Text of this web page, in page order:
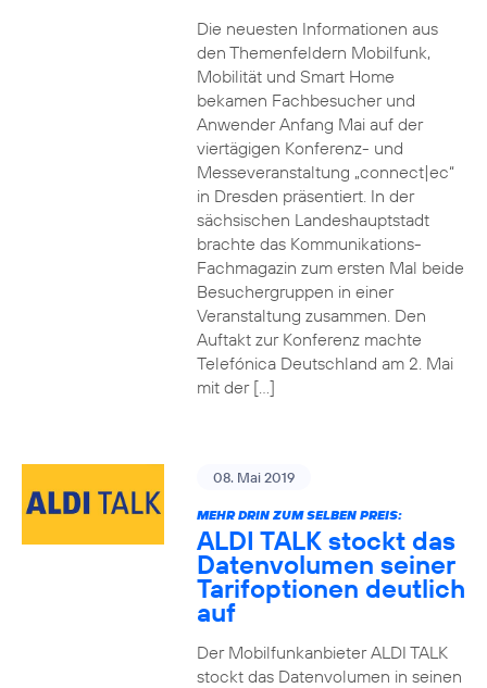
Die neuesten Informationen aus
den Themenfeldern Mobilfunk,
Mobilität und Smart Home
bekamen Fachbesucher und
Anwender Anfang Mai auf der
viertägigen Konferenz- und
Messeveranstaltung „connect|ec“
in Dresden präsentiert. In der
sächsischen Landeshauptstadt
brachte das Kommunikations-
Fachmagazin zum ersten Mal beide
Besuchergruppen in einer
Veranstaltung zusammen. Den
Auftakt zur Konferenz machte
Telefónica Deutschland am 2. Mai
mit der […]
08. Mai 2019
MEHR DRIN ZUM SELBEN PREIS:
ALDI TALK stockt das
Datenvolumen seiner
Tarifoptionen deutlich
auf
Der Mobilfunkanbieter ALDI TALK
stockt das Datenvolumen in seinen